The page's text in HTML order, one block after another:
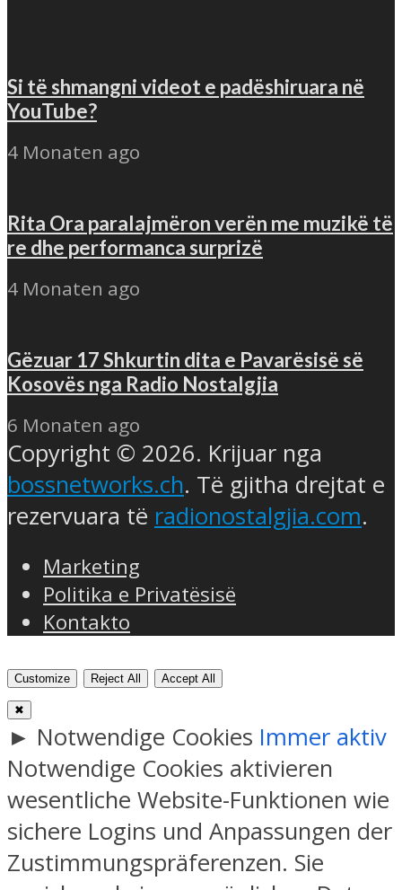
Si të shmangni videot e padëshiruara në
YouTube?
4 Monaten ago
Rita Ora paralajmëron verën me muzikë të
re dhe performanca surprizë
4 Monaten ago
Gëzuar 17 Shkurtin dita e Pavarësisë së
Kosovës nga Radio Nostalgjia
6 Monaten ago
Copyright © 2026. Krijuar nga
bossnetworks.ch. Të gjitha drejtat e
rezervuara të radionostalgjia.com.
Marketing
Politika e Privatësisë
Kontakto
Customize Reject All Accept All
✖
► Notwendige Cookies Immer aktiv
Notwendige Cookies aktivieren
wesentliche Website-Funktionen wie
sichere Logins und Anpassungen der
Zustimmungspräferenzen. Sie